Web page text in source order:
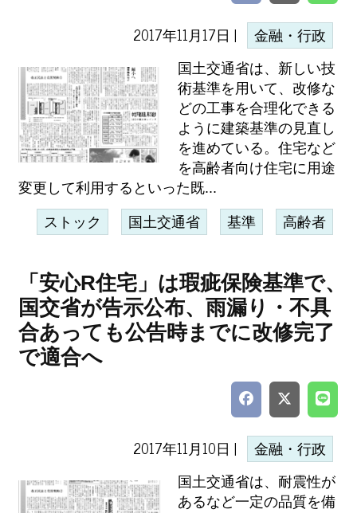
2017年11月17日 | 金融・行政
国土交通省は、新しい技
術基準を用いて、改修な
どの工事を合理化できる
ように建築基準の見直し
を進めている。住宅など
を高齢者向け住宅に用途
変更して利用するといった既...
ストック 国土交通省 基準 高齢者
「安心R住宅」は瑕疵保険基準で、
国交省が告示公布、雨漏り・不具
合あっても公告時までに改修完了
で適合へ
2017年11月10日 | 金融・行政
国土交通省は、耐震性が
あるなど一定の品質を備